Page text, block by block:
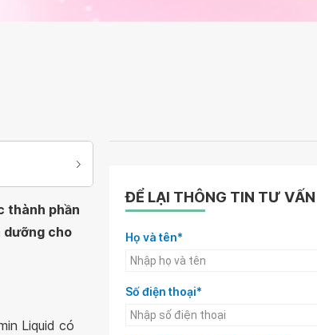
thành phần
dưỡng cho
Liquid có
ĐỂ LẠI THÔNG TIN TƯ VẤN
Họ và tên*
Số điện thoại*